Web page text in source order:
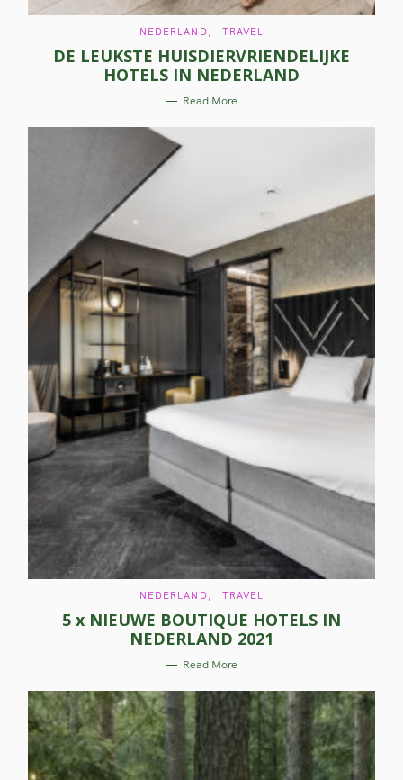
C
T
E
G
O
R
I
S
NEDERLAND TRAVEL
DE LEUKSTE HUISDIERVRIENDELIJKE
HOTELS IN NEDERLAND
Read More
C
T
E
G
O
R
I
S
NEDERLAND TRAVEL
5 x NIEUWE BOUTIQUE HOTELS IN
NEDERLAND 2021
Read More